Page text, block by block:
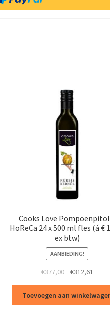
Cooks Love
HoReCa 24 x 500 ml fles (á €
ex btw)
AANBIEDING!
€377,00
Oorspronkelijke
was:
€377,00.
€312,61
is:
Toevoegen aan